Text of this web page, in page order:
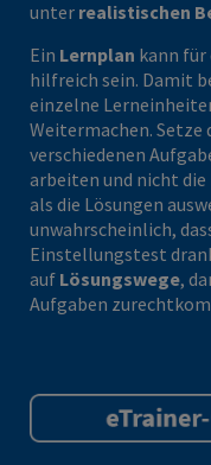
unter realistischen
Ein Lernplan kann
hilfreich sein. Damit
einzelne
Weitermachen. Setze
verschiedenen
arbeiten und nicht die
als die Lösungen
unwahrscheinlich,
Einstellungstest
auf Lösungswege,
Aufgaben